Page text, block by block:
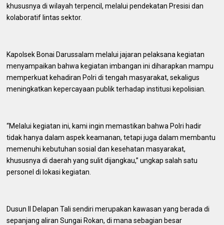
khususnya di wilayah terpencil, melalui pendekatan Presisi dan
kolaboratif lintas sektor.
Kapolsek Bonai Darussalam melalui jajaran pelaksana kegiatan
menyampaikan bahwa kegiatan imbangan ini diharapkan mampu
memperkuat kehadiran Polri di tengah masyarakat, sekaligus
meningkatkan kepercayaan publik terhadap institusi kepolisian.
“Melalui kegiatan ini, kami ingin memastikan bahwa Polri hadir
tidak hanya dalam aspek keamanan, tetapi juga dalam membantu
memenuhi kebutuhan sosial dan kesehatan masyarakat,
khususnya di daerah yang sulit dijangkau,” ungkap salah satu
personel di lokasi kegiatan.
Dusun II Delapan Tali sendiri merupakan kawasan yang berada di
sepanjang aliran Sungai Rokan, di mana sebagian besar